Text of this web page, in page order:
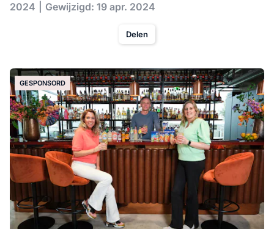
2024
Gewijzigd: 19 apr. 2024
Delen
GESPONSORD